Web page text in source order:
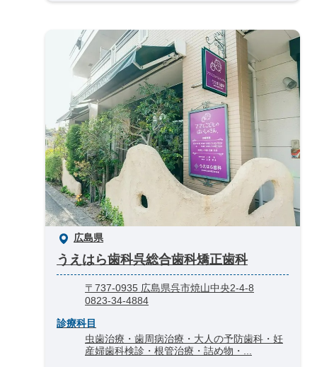
広島県
うえはら歯科呉総合歯科矯正歯科
〒737-0935 広島県呉市焼山中央2-4-8
0823-34-4884
診療科目
虫歯治療・歯周病治療・大人の予防歯科・妊
産婦歯科検診・根管治療・詰め物・...